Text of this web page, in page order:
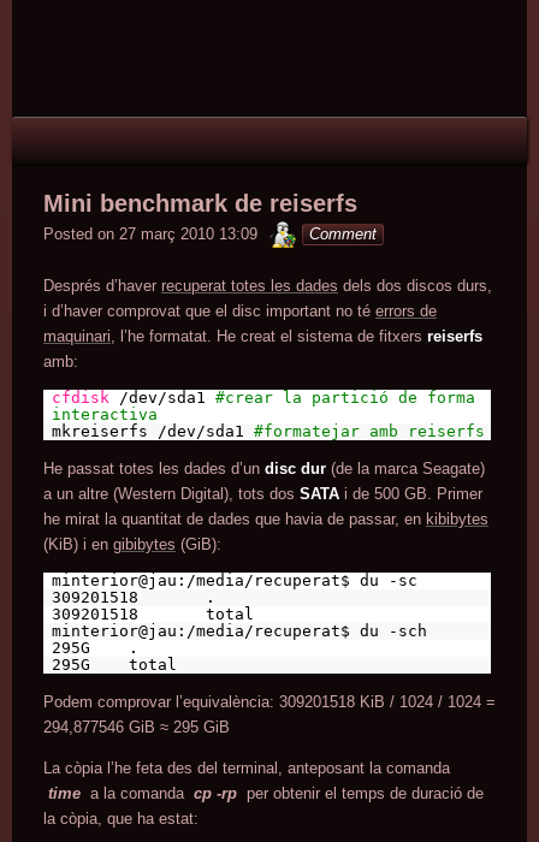
Mini benchmark de reiserfs
Posted on 27 març 2010 13:09 minterior
Comment
Després d’haver recuperat totes les dades dels dos discos durs,
i d’haver comprovat que el disc important no té errors de
maquinari, l’he formatat. He creat el sistema de fitxers reiserfs
amb:
cfdisk
/dev/sda1 #crear la partició de forma
interactiva
mkreiserfs /dev/sda1 #formatejar amb reiserfs
He passat totes les dades d’un disc dur (de la marca Seagate)
a un altre (Western Digital), tots dos SATA i de 500 GB. Primer
he mirat la quantitat de dades que havia de passar, en kibibytes
(KiB) i en gibibytes (GiB):
minterior@jau:/media/recuperat$ du -sc
309201518 .
309201518 total
minterior@jau:/media/recuperat$ du -sch
295G .
295G total
Podem comprovar l’equivalència: 309201518 KiB / 1024 / 1024 =
294,877546 GiB ≈ 295 GiB
La còpia l’he feta des del terminal, anteposant la comanda
time a la comanda cp -rp per obtenir el temps de duració de
la còpia, que ha estat: